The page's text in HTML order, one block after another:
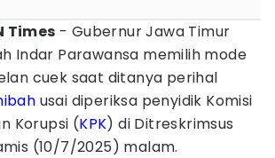
Times - Gubernur Jawa Timur
Indar Parawansa memilih mode
cuek saat ditanya perihal
usai diperiksa penyidik Komisi
Korupsi (KPK) di Ditreskrimsus
(10/7/2025) malam.